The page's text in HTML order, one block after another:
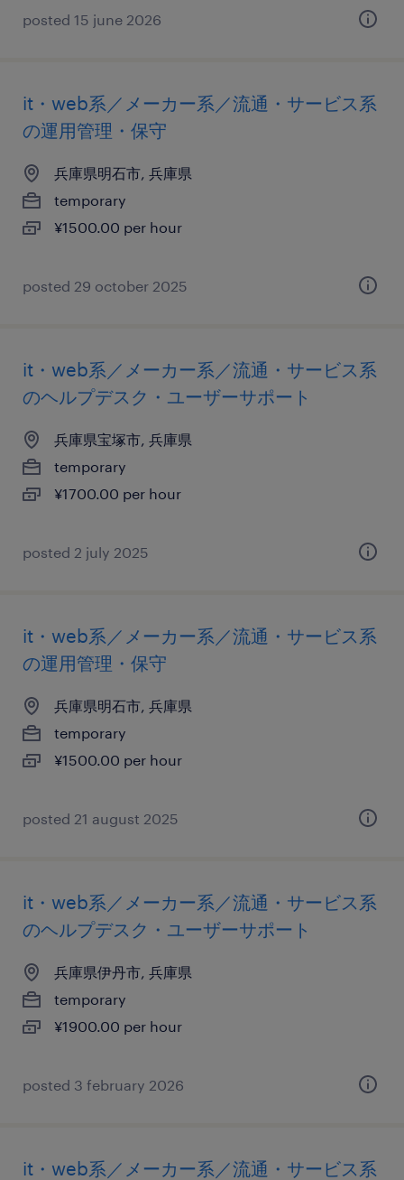
posted 15 june 2026
it・web系／メーカー系／流通・サービス系
の運用管理・保守
兵庫県明石市, 兵庫県
temporary
¥1500.00 per hour
posted 29 october 2025
it・web系／メーカー系／流通・サービス系
のヘルプデスク・ユーザーサポート
兵庫県宝塚市, 兵庫県
temporary
¥1700.00 per hour
posted 2 july 2025
it・web系／メーカー系／流通・サービス系
の運用管理・保守
兵庫県明石市, 兵庫県
temporary
¥1500.00 per hour
posted 21 august 2025
it・web系／メーカー系／流通・サービス系
のヘルプデスク・ユーザーサポート
兵庫県伊丹市, 兵庫県
temporary
¥1900.00 per hour
posted 3 february 2026
it・web系／メーカー系／流通・サービス系